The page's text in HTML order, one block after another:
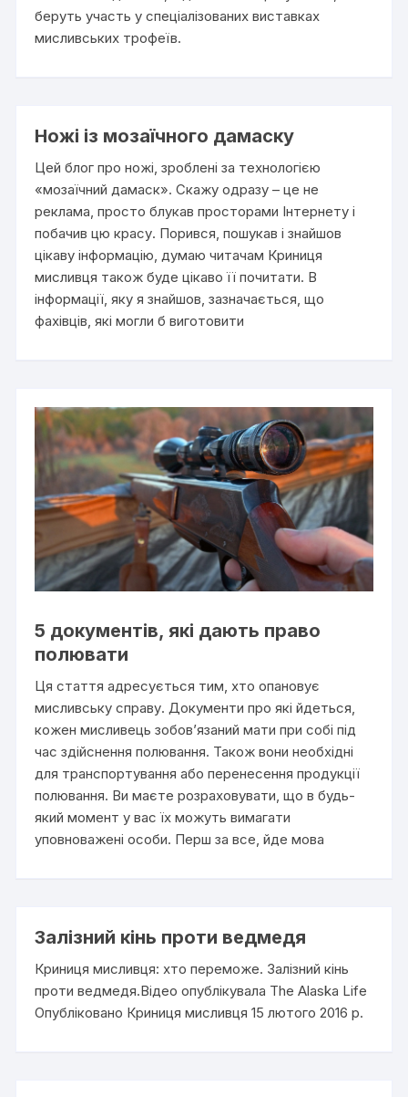
беруть участь у спеціалізованих виставках
мисливських трофеїв.
Ножі із мозаїчного дамаску
Цей блог про ножі, зроблені за технологією
«мозаїчний дамаск». Скажу одразу – це не
реклама, просто блукав просторами Інтернету і
побачив цю красу. Порився, пошукав і знайшов
цікаву інформацію, думаю читачам Криниця
мисливця також буде цікаво її почитати. В
інформації, яку я знайшов, зазначається, що
фахівців, які могли б виготовити
5 документів, які дають право
полювати
Ця стаття адресується тим, хто опановує
мисливську справу. Документи про які йдеться,
кожен мисливець зобов’язаний мати при собі під
час здійснення полювання. Також вони необхідні
для транспортування або перенесення продукції
полювання. Ви маєте розраховувати, що в будь-
який момент у вас їх можуть вимагати
уповноважені особи. Перш за все, йде мова
Залізний кінь проти ведмедя
Криниця мисливця: хто переможе. Залізний кінь
проти ведмедя.Відео опублікувала The Alaska Life
Опубліковано Криниця мисливця 15 лютого 2016 р.